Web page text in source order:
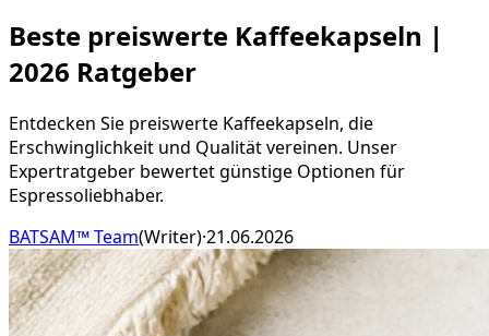
Beste preiswerte Kaffeekapseln |
2026 Ratgeber
Entdecken Sie preiswerte Kaffeekapseln, die
Erschwinglichkeit und Qualität vereinen. Unser
Expertratgeber bewertet günstige Optionen für
Espressoliebhaber.
BATSAM™ Team(Writer)·21.06.2026